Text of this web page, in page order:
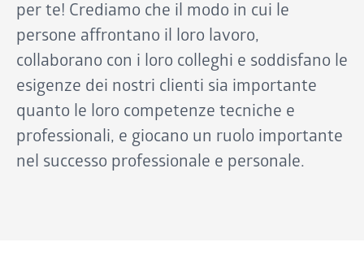
per te! Crediamo che il modo in cui le
persone affrontano il loro lavoro,
collaborano con i loro colleghi e soddisfano le
esigenze dei nostri clienti sia importante
quanto le loro competenze tecniche e
professionali, e giocano un ruolo importante
nel successo professionale e personale.